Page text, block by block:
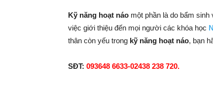
Kỹ năng hoạt náo một phần là do bẩm
việc giới thiệu đến mọi người các khóa học
thân còn yếu trong kỹ năng hoạt náo, bạn
SĐT: 093648 6633-02438 238 720.